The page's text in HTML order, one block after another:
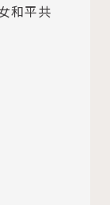
和平共